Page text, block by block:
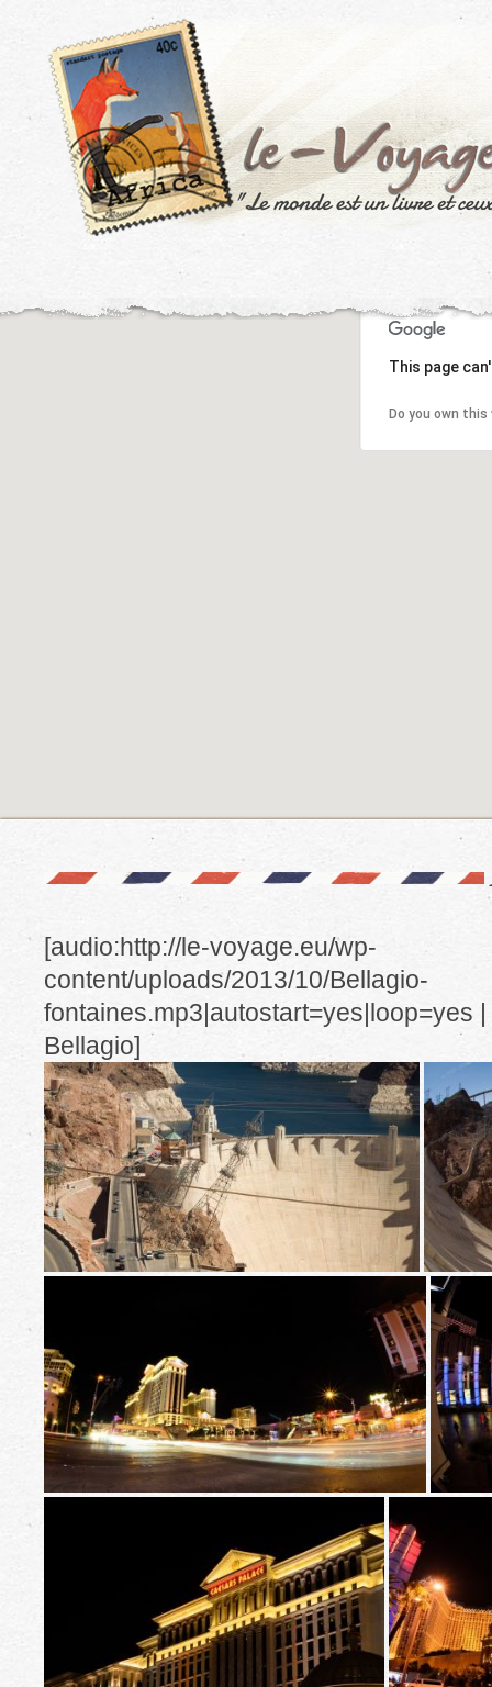
This page
Do you own
[audio:http://le-voyage.eu/wp-
content/uploads/2013/10/Bellagio-
fontaines.mp3|autostart=yes|loop=yes
Bellagio]